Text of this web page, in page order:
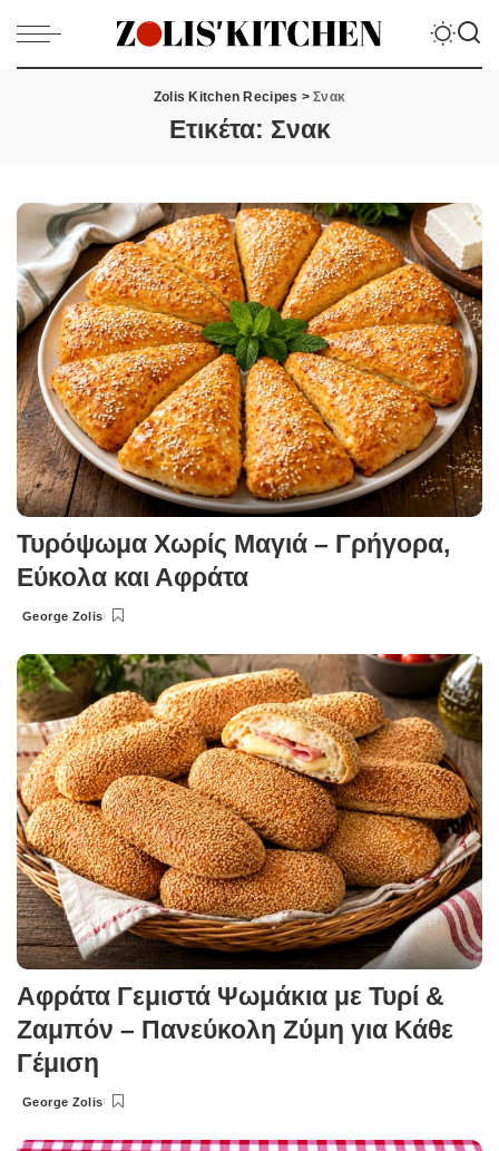
Zolis Kitchen Recipes >Σνακ
Ετικέτα: Σνακ
Τυρόψωμα Χωρίς Μαγιά – Γρήγορα,
Εύκολα και Αφράτα
Posted
George Zolis
Αφράτα Γεμιστά Ψωμάκια με Τυρί &
Ζαμπόν – Πανεύκολη Ζύμη για Κάθε
Γέμιση
Posted
George Zolis